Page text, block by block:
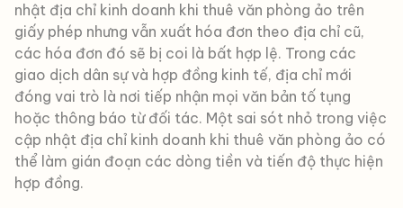
nhật địa chỉ kinh doanh khi thuê văn phòng ảo trên
giấy phép nhưng vẫn xuất hóa đơn theo địa chỉ cũ,
các hóa đơn đó sẽ bị coi là bất hợp lệ. Trong các
giao dịch dân sự và hợp đồng kinh tế, địa chỉ mới
đóng vai trò là nơi tiếp nhận mọi văn bản tố tụng
hoặc thông báo từ đối tác. Một sai sót nhỏ trong việc
cập nhật địa chỉ kinh doanh khi thuê văn phòng ảo có
thể làm gián đoạn các dòng tiền và tiến độ thực hiện
hợp đồng.